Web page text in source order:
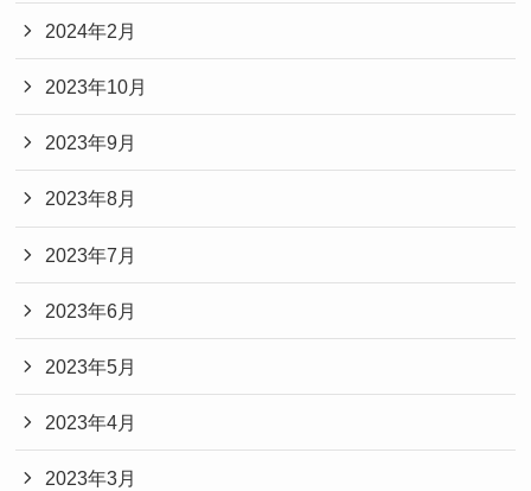
2024年2月
2023年10月
2023年9月
2023年8月
2023年7月
2023年6月
2023年5月
2023年4月
2023年3月